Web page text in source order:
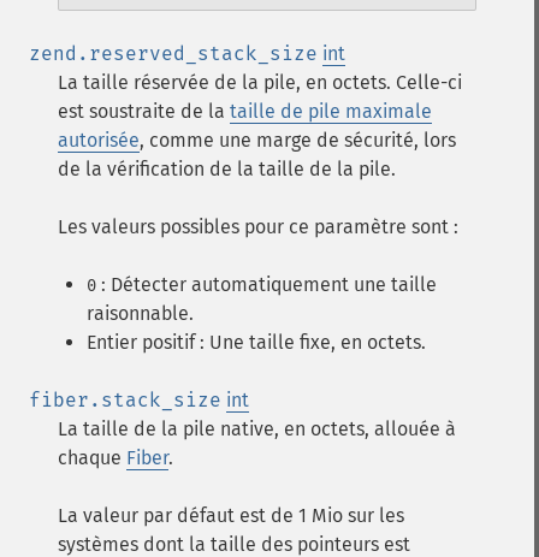
zend.reserved_stack_size int
La taille réservée de la pile, en octets. Celle-ci
est soustraite de la taille de pile maximale
autorisée, comme une marge de sécurité, lors
de la vérification de la taille de la pile.
Les valeurs possibles pour ce paramètre sont :
0 : Détecter automatiquement une taille
raisonnable.
Entier positif : Une taille fixe, en octets.
fiber.stack_size int
La taille de la pile native, en octets, allouée à
chaque Fiber.
La valeur par défaut est de 1 Mio sur les
systèmes dont la taille des pointeurs est